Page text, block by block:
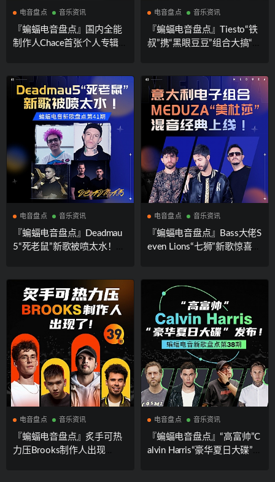
电音盘点 音乐资讯
『蝙蝠电音盘点』国内全能
制作人Chace首张个人专辑上
o Project落选百大DJ排行榜
后“重拳出击”！
电音盘点 音乐资讯
『蝙蝠电音盘点』Tiesto“铁
叔”携“黑眼豆豆”组合大搞“神
电音盘点 音乐资讯
『蝙蝠电音盘点』Deadmau
5“死老鼠”新歌被喷太水！
encerz新歌“拳拳到肉！
电音盘点 音乐资讯
『蝙蝠电音盘点』Bass大佬S
even Lions“七狮”新歌惊喜上
组合“美杜莎”混音经典作品
惊艳发行！
电音盘点 音乐资讯
『蝙蝠电音盘点』炙手可热
力压Brooks制作人出现
电音盘点 音乐资讯
『蝙蝠电音盘点』“高富帅”C
alvin Harris“豪华夏日大碟”发